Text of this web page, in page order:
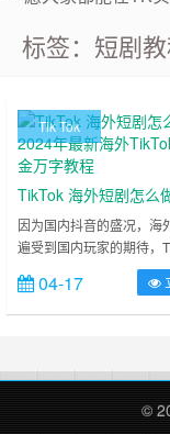
标签：短剧
Tik Tok
TikTok 海外短剧怎么
年最新海外TikTok短
字教程
因为国内抖音的盛况，海
遍受到国内玩家的期待，
是一个流量蓝海，不断有
入渴望在里面掘金，渴望
这是一个浮躁的时代，很
2017年5月发布，因为一
站长在18年6月进入
早，摸爬滚打了几年，也
04-17
©